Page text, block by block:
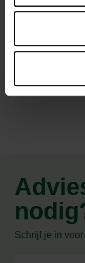
Duurzaam &
Binnen- &
Schrijf je in